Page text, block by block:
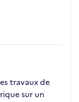
travaux de
sur un